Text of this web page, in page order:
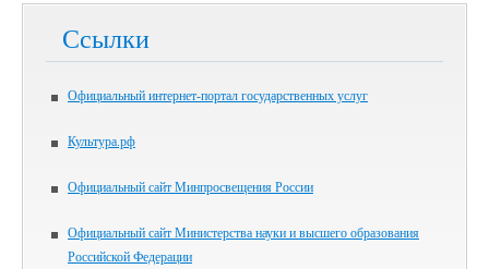
Ссылки
Официальный интернет-портал государственных услуг
Культура.рф
Официальный сайт Минпросвещения России
Официальный сайт Министерства науки и высшего образования
Российской Федерации